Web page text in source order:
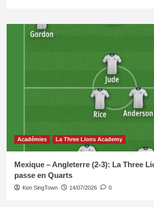
Académies La Three Lions Academy
Mexique – Angleterre (2-3): La Three
passe en Quarts
Ken SingTown 14/07/2026 0